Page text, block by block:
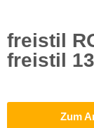
freistil
freistil
Zum